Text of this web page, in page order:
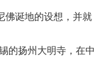
佛诞地的设想，并就
的扬州大明寺，在中